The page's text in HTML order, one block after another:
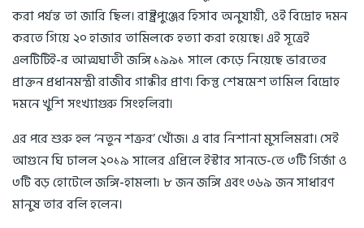
করা পর্যন্ত তা জারি ছিল। রাষ্ট্রপুঞ্জের হিসাব অনুযায়ী, ওই বিদ্রোহ দমন
করতে গিয়ে ২০ হাজার তামিলকে হত্যা করা হয়েছে। এই সূত্রেই
এলটিটিই-র আত্মঘাতী জঙ্গি ১৯৯১ সালে কেড়ে নিয়েছে ভারতের
প্রাক্তন প্রধানমন্ত্রী রাজীব গান্ধীর প্রাণ। কিন্তু শেষমেশ তামিল বিদ্রোহ
দমনে খুশি সংখ্যাগুরু সিংহলিরা।
এর পরে শুরু হল ‘নতুন শত্রুর’ খোঁজ। এ বার নিশানা মুসলিমরা। সেই
আগুনে ঘি ঢালল ২০১৯ সালের এপ্রিলে ইস্টার সানডে-তে ৩টি গির্জা ও
৩টি বড় হোটেলে জঙ্গি-হামলা। ৮ জন জঙ্গি এবং ৩৬৯ জন সাধারণ
মানুষ তার বলি হলেন।